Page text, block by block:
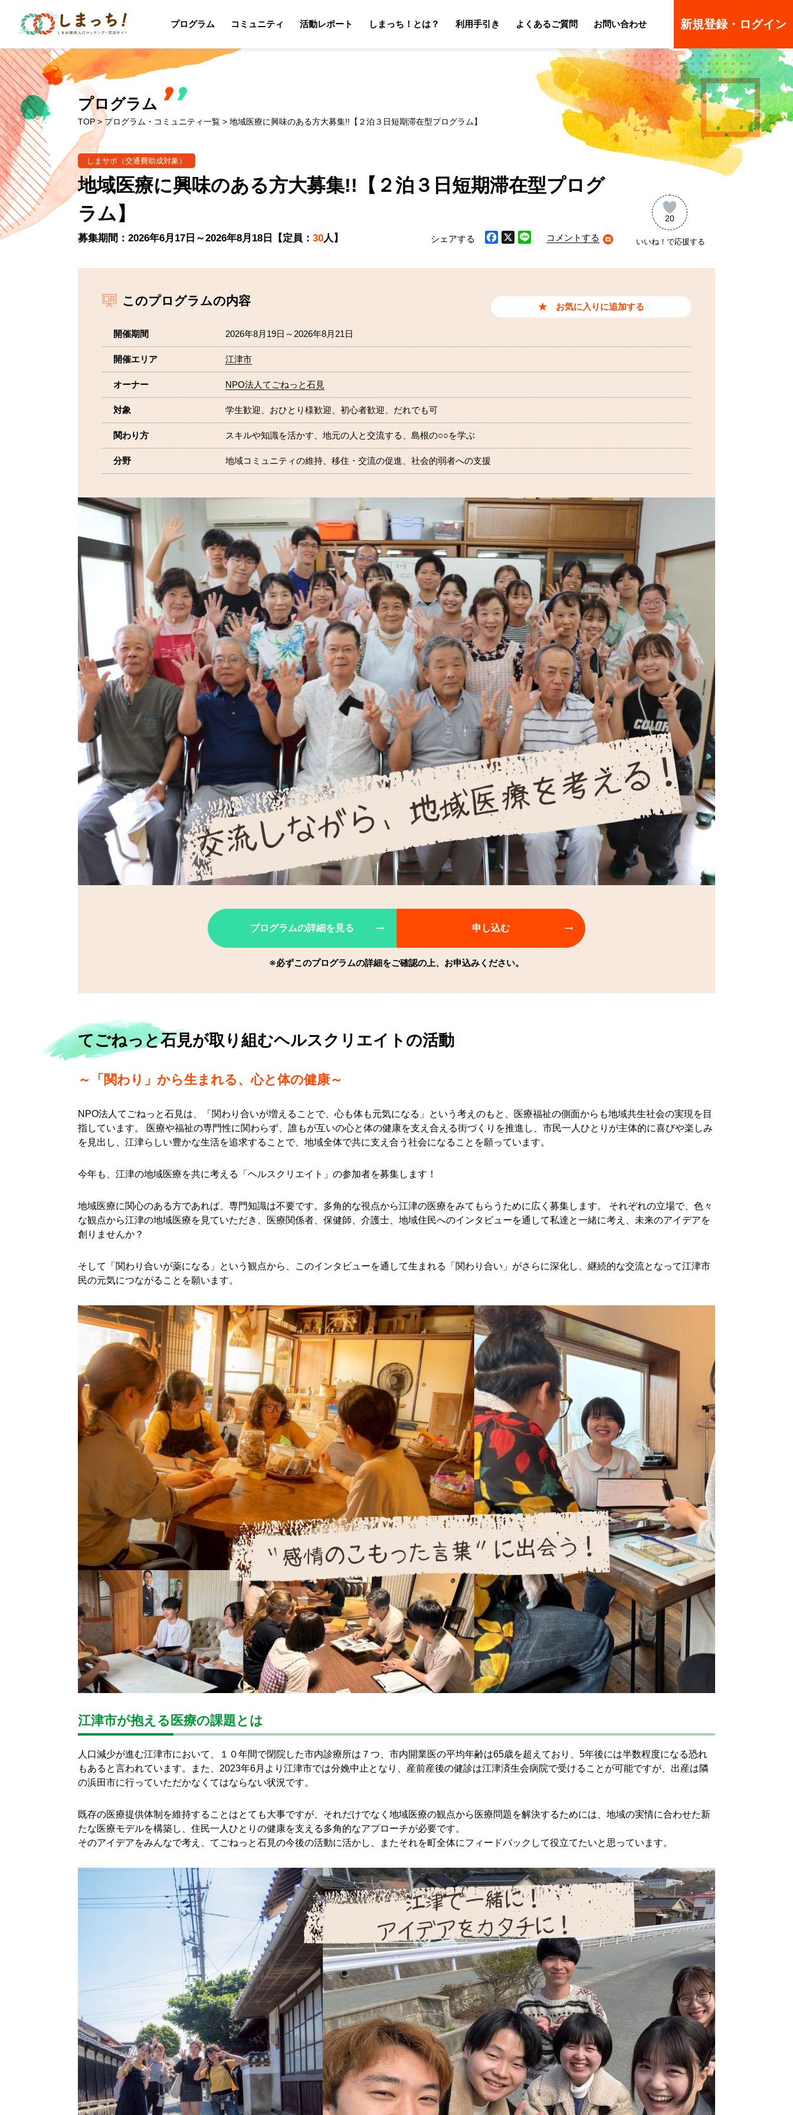
プログラム コミュニティ 活動レポート しまっち！とは？
利用手引き
よくあるご質問
お問い合わせ 新規登録・ログイン
プログラム
TOP> プログラム・コミュニティ一覧 > 地域医療に興味のある方大募集!!【２泊３日短期滞在型プログラム】
しまサポ（交通費助成対象）
地域医療に興味のある方大募集!!【２泊３日短期滞在型プログ
ラム】
募集期間：2026年6月17日～2026年8月18日 【定員： 30人】
シェアする
コメントする
20
いいね！で応援する
このプログラムの内容
開催期間 2026年8月19日～2026年8月21日
開催エリア 江津市
オーナー NPO法人てごねっと石見
対象 学生歓迎 おひとり様歓迎 初心者歓迎 だれでも可
関わり方 スキルや知識を活かす 地元の人と交流する 島根の○○を学ぶ
分野 地域コミュニティの維持 移住・交流の促進 社会的弱者への支援
プログラムの詳細を見る 申し込む
※必ずこのプログラムの詳細をご確認の上、お申込みください。
てごねっと石見が取り組むヘルスクリエイトの活動
～「関わり」から生まれる、心と体の健康～
NPO法人てごねっと石見は、「関わり合いが増えることで、心も体も元気になる」という考えのもと、医療福祉の側面からも地域共生社会の実現を目
指しています。 医療や福祉の専門性に関わらず、誰もが互いの心と体の健康を支え合える街づくりを推進し、市民一人ひとりが主体的に喜びや楽しみ
を見出し、江津らしい豊かな生活を追求することで、地域全体で共に支え合う社会になることを願っています。
今年も、江津の地域医療を共に考える「ヘルスクリエイト」の参加者を募集します！
地域医療に関心のある方であれば、専門知識は不要です。多角的な視点から江津の医療をみてもらうために広く募集します。 それぞれの立場で、色々
な観点から江津の地域医療を見ていただき、医療関係者、保健師、介護士、地域住民へのインタビューを通して私達と一緒に考え、未来のアイデアを
創りませんか？
そして「関わり合いが薬になる」という観点から、このインタビューを通して生まれる「関わり合い」がさらに深化し、継続的な交流となって江津市
民の元気につながることを願います。
江津市が抱える医療の課題とは
人口減少が進む江津市において、１０年間で閉院した市内診療所は７つ、市内開業医の平均年齢は65歳を超えており、5年後には半数程度になる恐れ
もあると言われています。また、2023年6月より江津市では分娩中止となり、産前産後の健診は江津済生会病院で受けることが可能ですが、出産は隣
の浜田市に行っていただかなくてはならない状況です。
既存の医療提供体制を維持することはとても大事ですが、それだけでなく地域医療の観点から医療問題を解決するためには、地域の実情に合わせた新
たな医療モデルを構築し、住民一人ひとりの健康を支える多角的なアプローチが必要です。
そのアイデアをみんなで考え、てごねっと石見の今後の活動に活かし、またそれを町全体にフィードバックして役立てたいと思っています。